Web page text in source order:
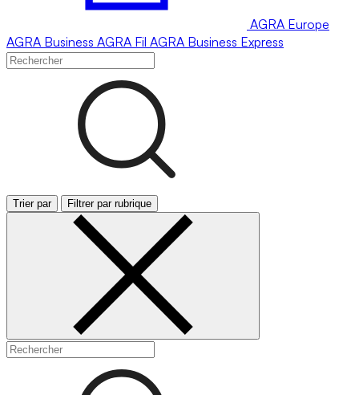
AGRA Europe
AGRA Business AGRA Fil AGRA Business Express
Trier par Filtrer par rubrique